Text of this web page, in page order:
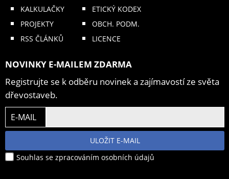
KALKULAČKY
PROJEKTY
RSS ČLÁNKŮ
ETICKÝ KODEX
OBCH. PODM.
LICENCE
NOVINKY E-MAILEM ZDARMA
Registrujte se k odběru novinek a zajímavostí ze světa
dřevostaveb.
E-MAIL
ULOŽIT E-MAIL
Souhlas se zpracováním osobních údajů